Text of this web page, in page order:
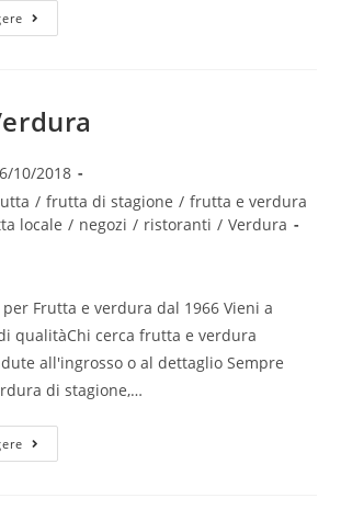
10/2018
/ frutta di stagione / frutta e verdura
locale / negozi / ristoranti / Verdura
Frutta e verdura dal 1966 Vieni a
qualitàChi cerca frutta e verdura
all'ingrosso o al dettaglio Sempre
di stagione,…